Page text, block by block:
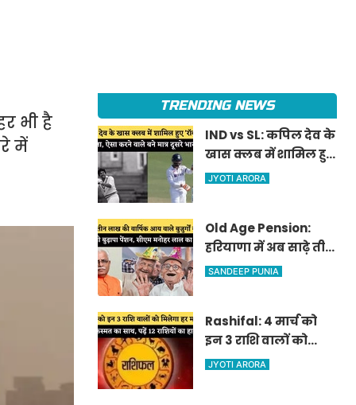
भी है
में
TRENDING NEWS
IND vs SL: कपिल देव के
खास क्लब में शामिल हुए
'रॉकस्टार' जडेजा, ऐसा
JYOTI ARORA
Old Age Pension:
हरियाणा में अब साढ़े तीन
लाख की वार्षिक आय
सीएम मनोहर लाल का
ऐलान
SANDEEP PUNIA
Rashifal: 4 मार्च को
इन 3 राशि वालों को
मिलेगा हर मामले में
JYOTI ARORA